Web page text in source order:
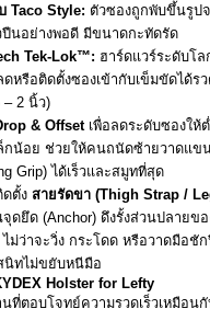
Taco Style: ตัวซองถูกพับขึ้นรูป
ปืนอย่างพอดี มีขนาดกะทัดรัด
Tek-Lok™: ฮาร์ดแวร์ระดับโ
หรือติดตั้งซองเข้ากับเข็มขัดได้รว
– 2 นิ้ว)
& Offsetเพื่อลดระดับซองให้
ล็กน้อย ช่วยให้คนถนัดซ้ายวาดแข
Grip) ได้เร็วและสมูทที่สุด
ตั้ง สายรัดขา (Thigh Strap /
ดยึด (Anchor) ดึงรั้งส่วนปลายข
ม่ว่าจะวิ่ง กระโดด หรือวาดมือชั
นิทไม่ขยับหนีมือ
Holster for Lefty
ตอบโจทย์ความรวดเร็วเหมือนกั